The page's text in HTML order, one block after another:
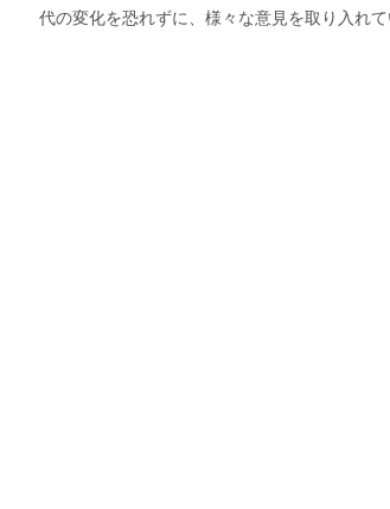
代の変化を恐れずに、様々な意見を取り入れて